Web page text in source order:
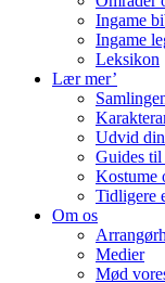
Ingame
Ingame
Leksikon
Lær mer’
Udvid
Guides til
Kostume
Tidligere
Om os
Medier
Mød